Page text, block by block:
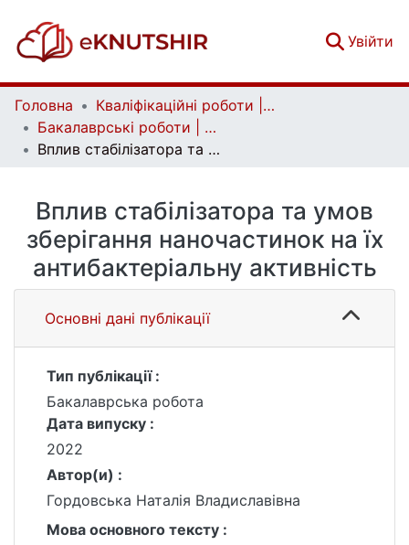
Увійти
Головна
Кваліфікаційні роботи | Qualifying works
Бакалаврські роботи | Bachelor theses
Вплив стабілізатора та умов зберігання наночастинок на їх антибактеріальну активність
Вплив стабілізатора та умов
зберігання наночастинок на їх
антибактеріальну активність
Основні дані публікації
Тип публікації :
Бакалаврська робота
Дата випуску :
2022
Автор(и) :
Гордовська Наталія Владиславівна
Мова основного тексту :